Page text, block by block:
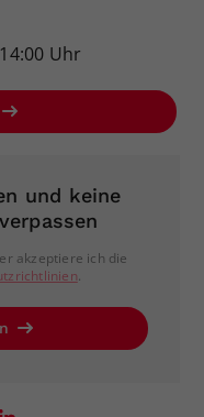
Uhr
und keine
akzeptiere ich die
.